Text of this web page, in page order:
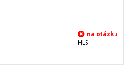
HLS